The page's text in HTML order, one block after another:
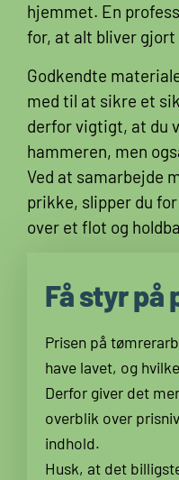
hjemmet. En
for, at alt bliver
Godkendte
med til at sikre et
derfor vigtigt, at du
hammeren, men
Ved at samarbejde
prikke, slipper du
over et flot og
Få styr på
Prisen på
have lavet, og
Derfor giver det
overblik over
indhold.
Husk, at det